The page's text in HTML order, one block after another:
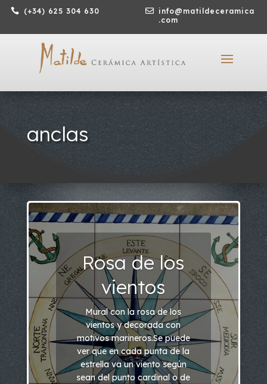
 (+34) 625 304 630 
info@matildeceramica
.com
anclas
Rosa de los
vientos
Mural con la rosa de los
vientos y decorada con
motivos marineros.Se puede
ver que en cada punta de la
estrella va un viento según
sean del punto cardinal o de